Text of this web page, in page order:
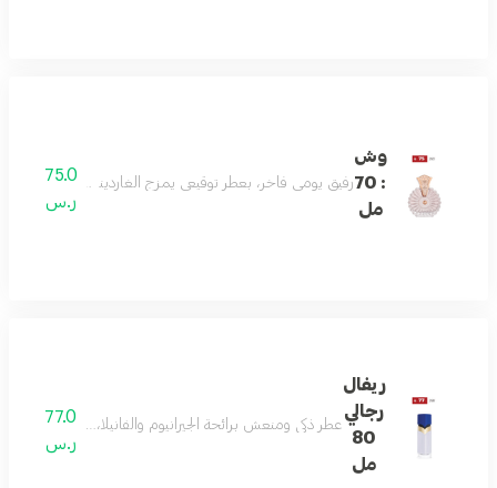
وش
: 70
مل
رفيق يومي فاخر، بعطر توقيعي يمزج الغاردينيا واليوسفي
75.0
ر.س
ريفال
رجالي
80
مل
عطر ذكي ومنعش برائحة الجيرانيوم والفانيلا، مع
77.0
ر.س